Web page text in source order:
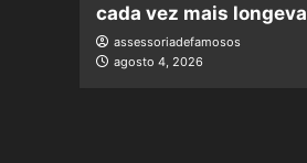
cada vez mais longeva
assessoriadefamosos
agosto 4, 2026